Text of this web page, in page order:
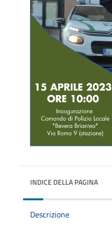
INDICE DELLA PAGINA
Descrizione